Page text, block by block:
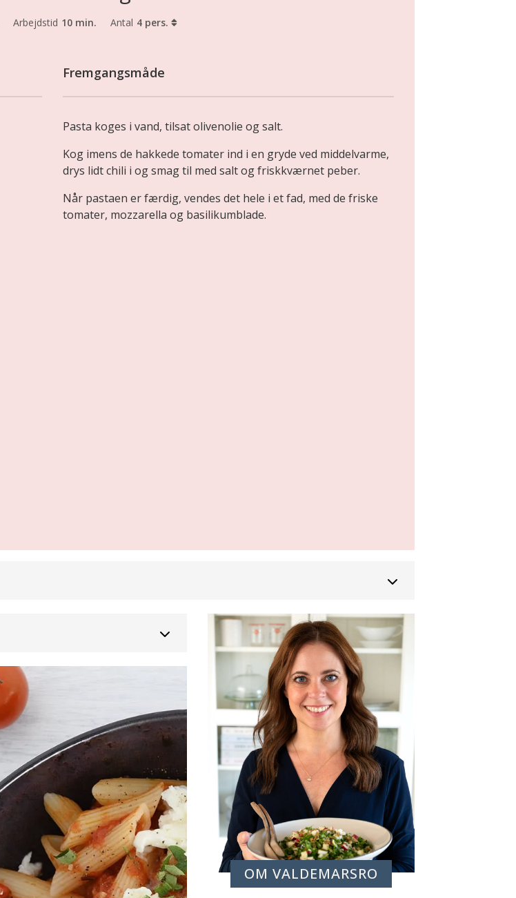
Arbejdstid 10 min. Antal 4 pers.
Fremgangsmåde
Pasta koges i vand, tilsat olivenolie og salt.
Kog imens de hakkede tomater ind i en gryde ved middelvarme,
drys lidt chili i og smag til med salt og friskkværnet peber.
Når pastaen er færdig, vendes det hele i et fad, med de friske
tomater, mozzarella og basilikumblade.
OM VALDEMARSRO